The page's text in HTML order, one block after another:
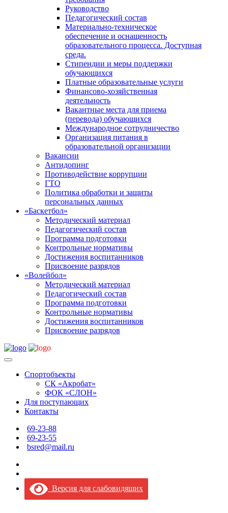
Руководство
Педагогический состав
Материально-техническое
обеспечение и оснащенность
образовательного процесса. Доступная
среда.
Стипендии и меры поддержки
обучающихся
Платные образовательные услуги
Финансово-хозяйственная
деятельность
Вакантные места для приема
(перевода) обучающихся
Международное сотрудничество
Организация питания в
образовательной организации
Вакансии
Антидопинг
Противодействие коррупции
ГТО
Политика обработки и защиты
персональных данных
«Баскетбол»
Методический материал
Педагогический состав
Программа подготовки
Контрольные нормативы
Достижения воспитанников
Присвоение разрядов
«Волейбол»
Методический материал
Педагогический состав
Программа подготовки
Контрольные нормативы
Достижения воспитанников
Присвоение разрядов
Спортобъекты
СК «Акробат»
ФОК «СЛОН»
Для поступающих
Контакты
69-23-88
69-23-55
bsred@mail.ru
Версия для слабовидящих